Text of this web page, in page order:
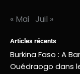
« Mai Juil »
Articles récents
Burkina Faso : A
Ouédraogo dans